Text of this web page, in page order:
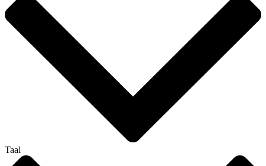
Taal